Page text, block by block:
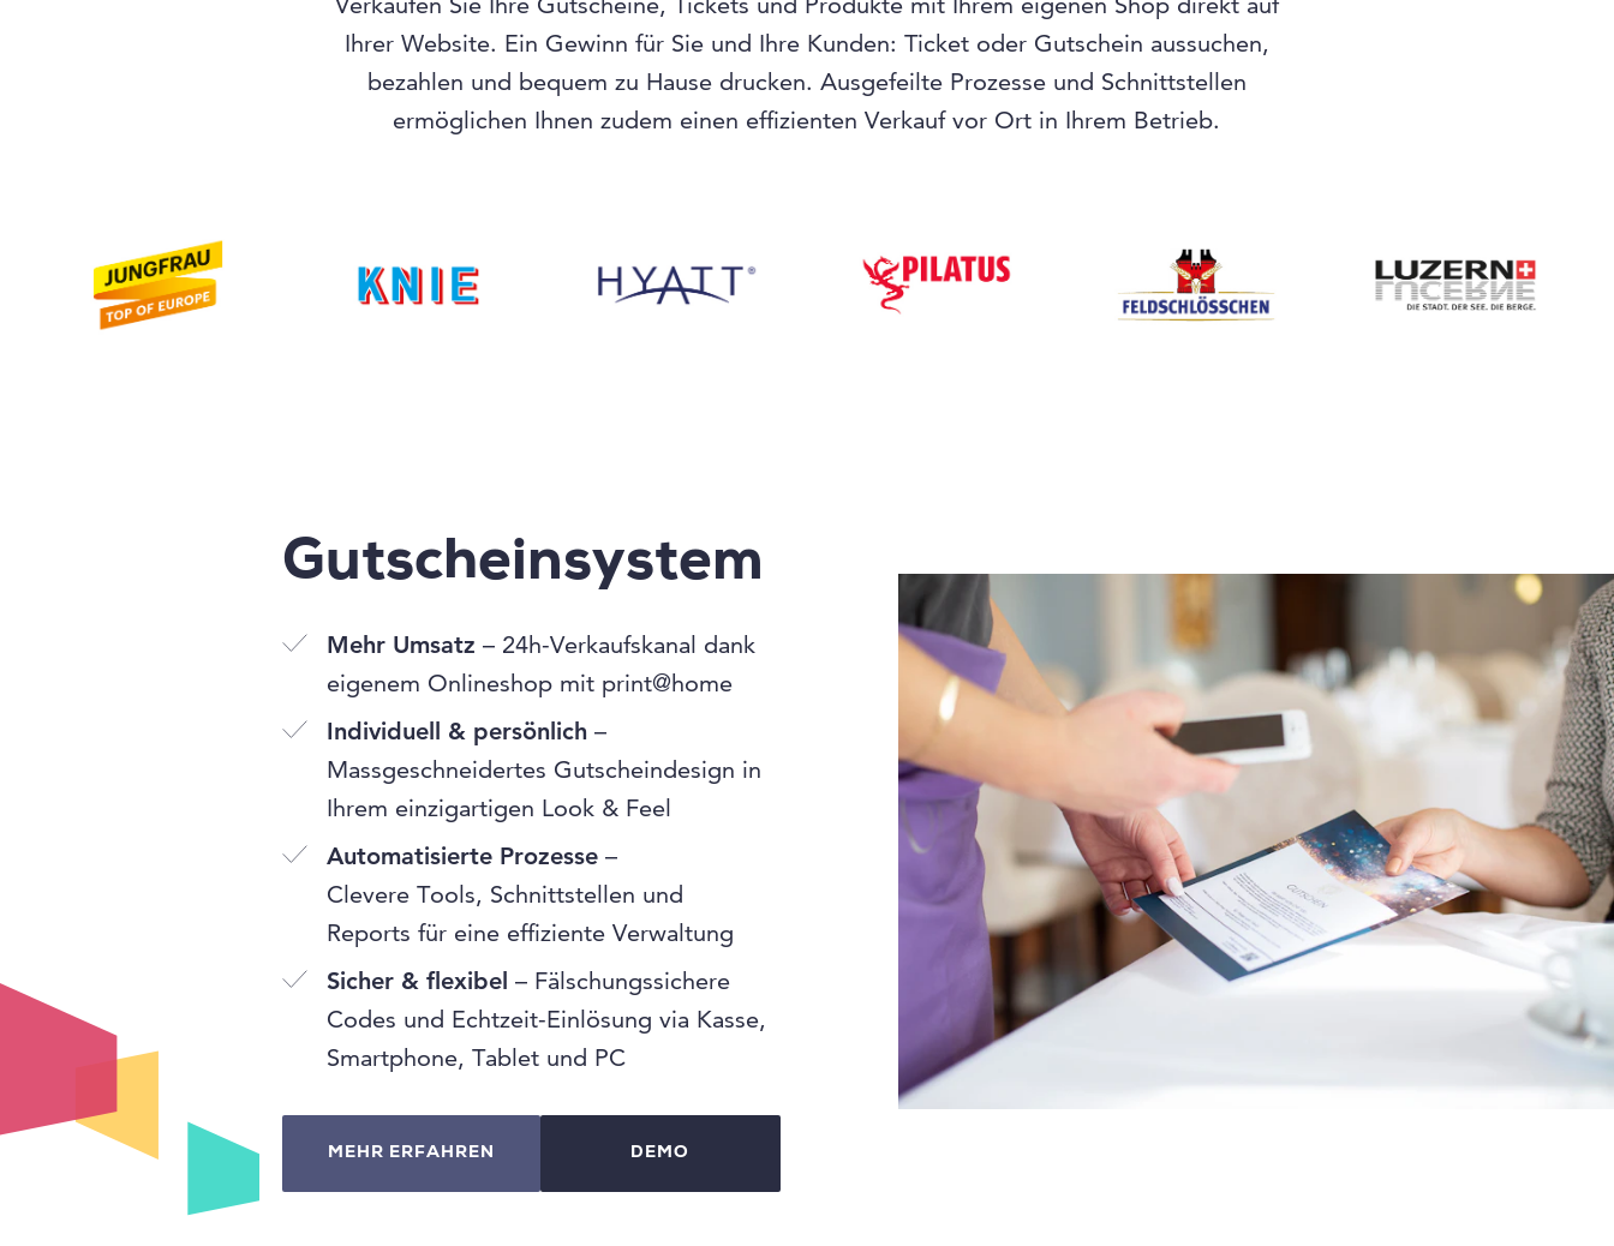
Ihrer Website. Ein Gewinn für Sie und Ihre Kunden: Ticket oder Gutschein aussuchen,
bezahlen und bequem zu Hause drucken. Ausgefeilte Prozesse und Schnittstellen
ermöglichen Ihnen zudem einen effizienten Verkauf vor Ort in Ihrem Betrieb.
Gutscheinsystem
Mehr Umsatz – 24h-Verkaufskanal dank
eigenem Onlineshop mit print@home
Individuell & persönlich–
Massgeschneidertes Gutscheindesign in
Ihrem einzigartigen Look & Feel
Automatisierte Prozesse–
Clevere Tools, Schnittstellen und
Reports für eine effiziente Verwaltung
Sicher & flexibel – Fälschungssichere
Codes und Echtzeit-Einlösung via Kasse,
Smartphone, Tablet und PC
MEHR ERFAHREN DEMO